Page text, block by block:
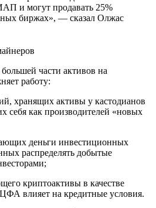
и могут продавать 25%
биржах», — сказал Олжас
части активов на
работу:
хранящих активы у кастодианов
себя как производителей «новых
деньги инвестиционных
распределять добытые
криптоактивы в качестве
ЦФА влияет на кредитные условия.